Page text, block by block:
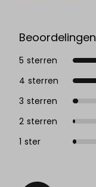
Beoordelingen
5 sterren
4 sterren
3 sterren
2 sterren
1 ster